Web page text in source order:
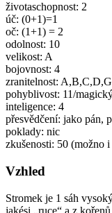
životaschopnost: 2
úč: (0+1)=1
oč: (1+1) = 2
odolnost: 10
velikost: A
bojovnost: 4
zranitelnost:
pohyblivost: 11/
inteligence: 4
přesvědčení: jako pán,
poklady: nic
zkušenosti: 50 (možno
Vzhled
Stromek je 1 sáh
jakési „ruce“ a z